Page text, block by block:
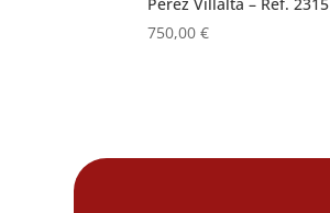
Pérez Villalta – Ref. 2315
750,00€